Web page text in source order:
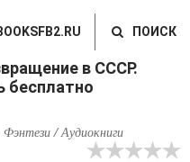
ПОИСК
в СССР.
бесплатно
/ Аудиокниги